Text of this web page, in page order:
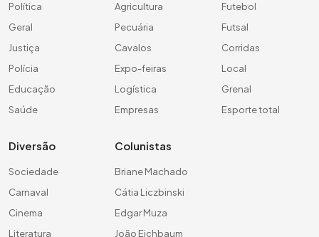
Política
Geral
Justiça
Polícia
Educação
Saúde
Agricultura
Pecuária
Cavalos
Expo-feiras
Logística
Empresas
Futebol
Futsal
Corridas
Local
Grenal
Esporte total
Diversão
Sociedade
Carnaval
Cinema
Literatura
Colunistas
Briane Machado
Cátia Liczbinski
Edgar Muza
João Eichbaum